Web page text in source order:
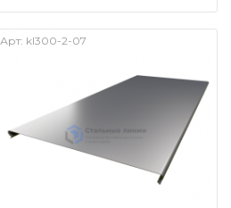
Арт: kl300-2-07